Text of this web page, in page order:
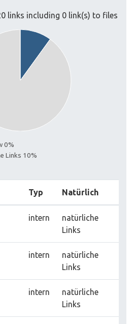
links including 0 link(s) to files
0%
Links 10%
Typ Natürlich
intern
natürliche
Links
intern
natürliche
Links
intern
natürliche
Links